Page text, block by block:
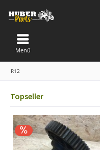
Menü
R12
Topseller